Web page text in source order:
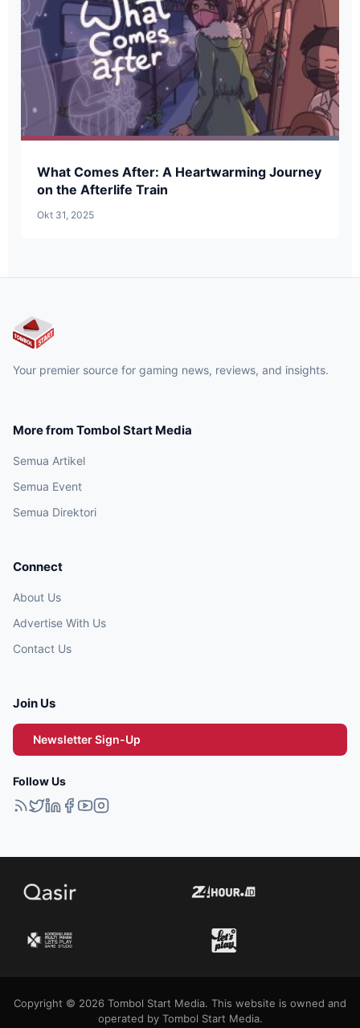
What Comes After: A Heartwarming Journey
on the Afterlife Train
Okt 31, 2025
Your premier source for gaming news, reviews, and insights.
More from Tombol Start Media
Semua Artikel
Semua Event
Semua Direktori
Connect
About Us
Advertise With Us
Contact Us
Join Us
Newsletter Sign-Up
Follow Us
Copyright © 2026 Tombol Start Media. This website is owned and
operated by Tombol Start Media.